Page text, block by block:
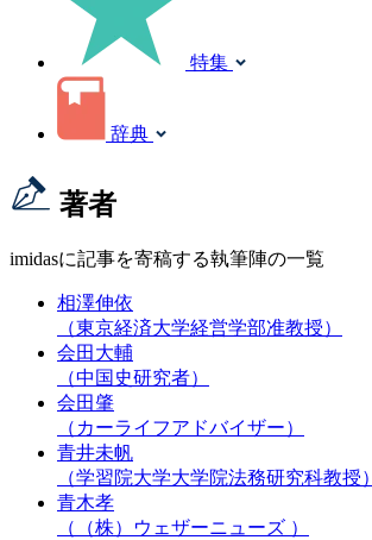
特集
辞典
著者
imidasに記事を寄稿する執筆陣の一覧
相澤伸依
（東京経済大学経営学部准教授）
会田大輔
（中国史研究者）
会田肇
（カーライフアドバイザー）
青井未帆
（学習院大学大学院法務研究科教授）
青木孝
（（株）ウェザーニューズ ）